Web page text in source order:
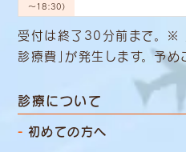
～18:30）
受付は終了30分前まで。 ※
診療費」 が発生します。 予め
診療について
初めての方へ